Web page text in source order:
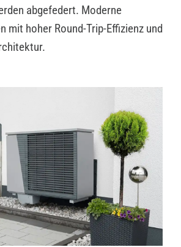
abgefedert. Moderne
mit hoher Round-Trip-Effizienz und